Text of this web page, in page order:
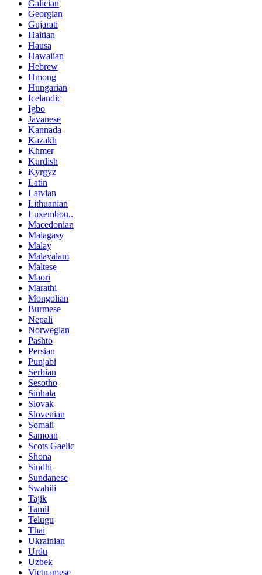
Galician
Georgian
Gujarati
Haitian
Hausa
Hawaiian
Hebrew
Hmong
Hungarian
Icelandic
Igbo
Javanese
Kannada
Kazakh
Khmer
Kurdish
Kyrgyz
Latin
Latvian
Lithuanian
Luxembou..
Macedonian
Malagasy
Malay
Malayalam
Maltese
Maori
Marathi
Mongolian
Burmese
Nepali
Norwegian
Pashto
Persian
Punjabi
Serbian
Sesotho
Sinhala
Slovak
Slovenian
Somali
Samoan
Scots Gaelic
Shona
Sindhi
Sundanese
Swahili
Tajik
Tamil
Telugu
Thai
Ukrainian
Urdu
Uzbek
Vietnamese